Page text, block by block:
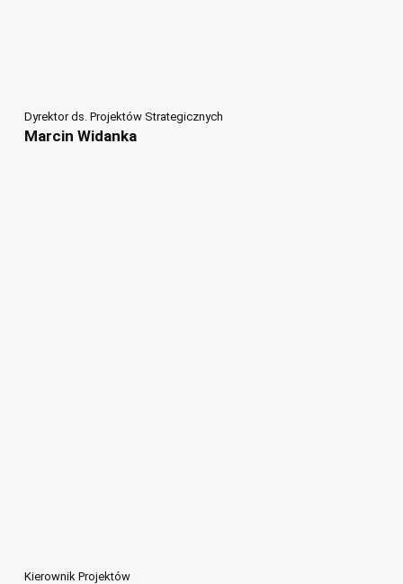
Dyrektor ds. Projektów Strategicznych
Marcin Widanka
Kierownik Projektów